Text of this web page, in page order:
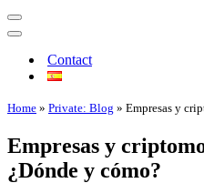
Contact
Home » Private: Blog » Empresas y
Empresas y
¿Dónde y cómo?